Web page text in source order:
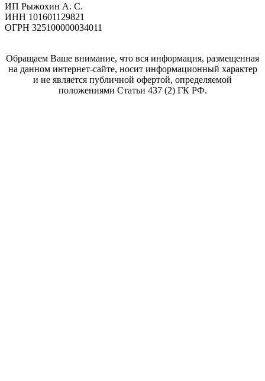
ИП Рыжохин А. С.
ИНН 101601129821
ОГРН 325100000034011
Обращаем Ваше внимание, что вся информация, размещенная
на данном интернет-сайте, носит информационный характер
и не является публичной офертой, определяемой
положениями Статьи 437 (2) ГК РФ.